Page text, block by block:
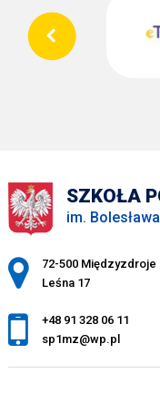
SZKOŁA
im.
Adres pocztowy:
72-500 Międzyzdroje
Leśna 17
+48 91 328 06 11
sp1mz@wp.pl